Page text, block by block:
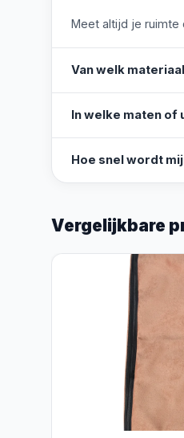
Meet altijd je ruimte
Van welk
In welke maten
Hoe snel wordt
Vergelijkbare